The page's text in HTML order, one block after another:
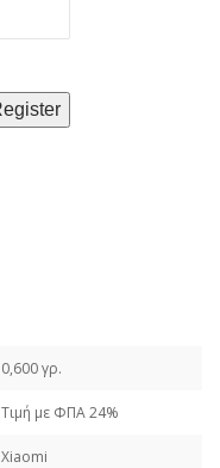
0,600 γρ.
Τιμή με ΦΠΑ 24%
Xiaomi